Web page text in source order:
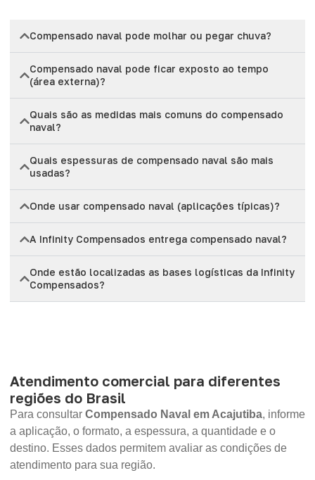
Compensado naval pode molhar ou pegar chuva?
Compensado naval pode ficar exposto ao tempo
(área externa)?
Quais são as medidas mais comuns do compensado
naval?
Quais espessuras de compensado naval são mais
usadas?
Onde usar compensado naval (aplicações típicas)?
A Infinity Compensados entrega compensado naval?
Onde estão localizadas as bases logísticas da Infinity
Compensados?
Atendimento comercial para diferentes
regiões do Brasil
Para consultar Compensado Naval em Acajutiba, informe
a aplicação, o formato, a espessura, a quantidade e o
destino. Esses dados permitem avaliar as condições de
atendimento para sua região.